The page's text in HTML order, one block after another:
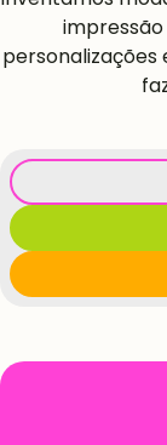
impressão
personalizações